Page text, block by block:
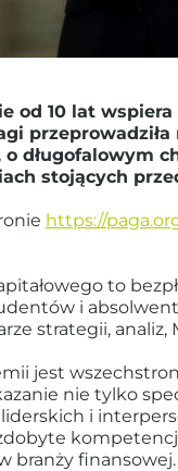
od 10 lat
długofalowym
stojących
https://
to
i
strategii, analiz,
jest
nie tylko
i
branży finansowej.